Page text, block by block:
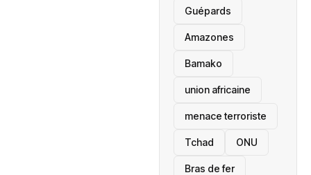
Guépards
Amazones
Bamako
union africaine
menace terroriste
‎Tchad ONU
Bras de fer